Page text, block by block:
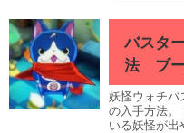
バスタ
法 ブー
妖怪ウォチバ
の入手方法。
いる妖怪が出